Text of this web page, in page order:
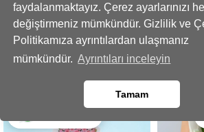
faydalanmaktayız. Çerez ayarlarınızı
değiştirmeniz mümkündür. Gizlilik ve
Politikamıza ayrıntılardan ulaşmanız
mümkündür. Ayrıntıları inceleyin
Tamam
GÖNDER
Büyüleyici Anlar Açılış Çelengi
İmza